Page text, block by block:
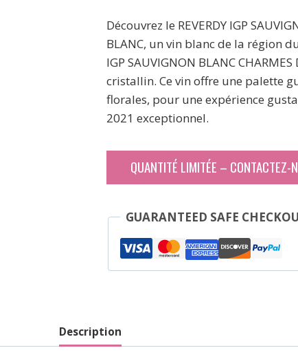
Découvrez le REVERDY IGP
BLANC, un vin blanc de la région
IGP SAUVIGNON BLANC
cristallin. Ce vin offre une palette
florales, pour une expérience
2021 exceptionnel.
QUANTITÉ LIMITÉE – CONTACTEZ-
GUARANTEED SAFE
Description